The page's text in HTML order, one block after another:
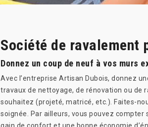
Société de ravalement
Donnez un coup de neuf à vos murs
Avec l’entreprise Artisan Dubois, donnez
travaux de nettoyage, de rénovation ou de
souhaitez (projeté, matricé, etc.). Faites-
soignée. Par ailleurs, vous pouvez compter